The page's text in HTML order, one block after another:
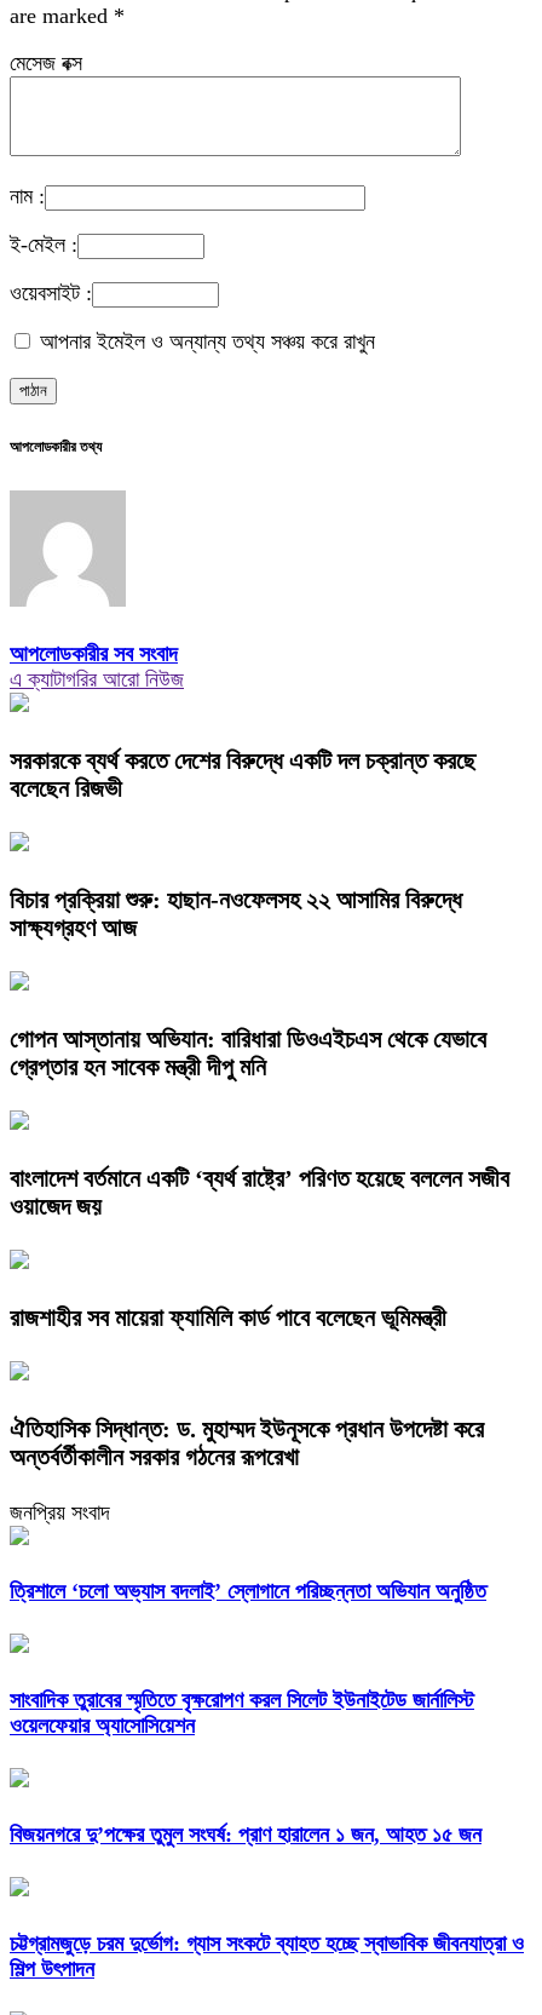
are marked *
মেসেজ বক্স
নাম :
ই-মেইল :
ওয়েবসাইট :
আপনার ইমেইল ও অন্যান্য তথ্য সঞ্চয় করে রাখুন
আপলোডকারীর তথ্য
আপলোডকারীর সব সংবাদ
এ ক্যাটাগরির আরো নিউজ
সরকারকে ব্যর্থ করতে দেশের বিরুদ্ধে একটি দল চক্রান্ত করছে
বলেছেন রিজভী
বিচার প্রক্রিয়া শুরু: হাছান-নওফেলসহ ২২ আসামির বিরুদ্ধে
সাক্ষ্যগ্রহণ আজ
গোপন আস্তানায় অভিযান: বারিধারা ডিওএইচএস থেকে যেভাবে
গ্রেপ্তার হন সাবেক মন্ত্রী দীপু মনি
বাংলাদেশ বর্তমানে একটি ‘ব্যর্থ রাষ্ট্রে’ পরিণত হয়েছে বললেন সজীব
ওয়াজেদ জয়
রাজশাহীর সব মায়েরা ফ্যামিলি কার্ড পাবে বলেছেন ভূমিমন্ত্রী
ঐতিহাসিক সিদ্ধান্ত: ড. মুহাম্মদ ইউনূসকে প্রধান উপদেষ্টা করে
অন্তর্বর্তীকালীন সরকার গঠনের রূপরেখা
জনপ্রিয় সংবাদ
‎ত্রিশালে ‘চলো অভ্যাস বদলাই’ স্লোগানে পরিচ্ছন্নতা অভিযান অনুষ্ঠিত
সাংবাদিক তুরাবের স্মৃতিতে বৃক্ষরোপণ করল সিলেট ইউনাইটেড জার্নালিস্ট
ওয়েলফেয়ার অ্যাসোসিয়েশন
বিজয়নগরে দু’পক্ষের তুমুল সংঘর্ষ: প্রাণ হারালেন ১ জন, আহত ১৫ জন
চট্টগ্রামজুড়ে চরম দুর্ভোগ: গ্যাস সংকটে ব্যাহত হচ্ছে স্বাভাবিক জীবনযাত্রা ও
শিল্প উৎপাদন